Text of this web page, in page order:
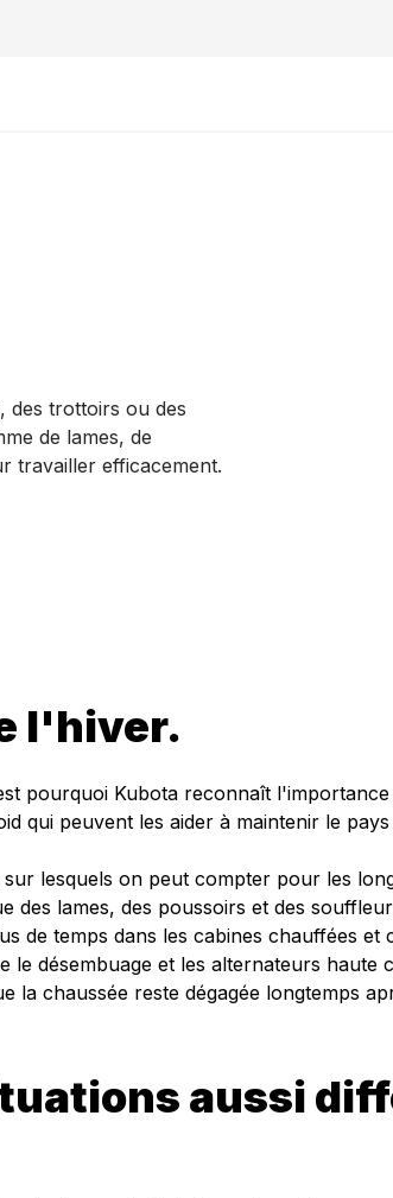
des trottoirs ou des
de lames, de
travailler efficacement.
l'hiver.
pourquoi Kubota reconnaît
qui peuvent les aider à maintenir le
lesquels on peut compter pour les
des lames, des poussoirs et des
de temps dans les cabines chauffées
désembuage et les alternateurs haute
la chaussée reste dégagée longtemps
aussi